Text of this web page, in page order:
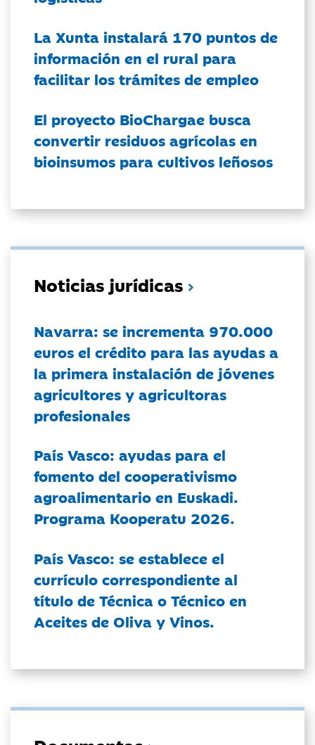
La Xunta instalará 170 puntos de
información en el rural para
facilitar los trámites de empleo
El proyecto BioChargae busca
convertir residuos agrícolas en
bioinsumos para cultivos leñosos
Noticias jurídicas
Navarra: se incrementa 970.000
euros el crédito para las ayudas a
la primera instalación de jóvenes
agricultores y agricultoras
profesionales
País Vasco: ayudas para el
fomento del cooperativismo
agroalimentario en Euskadi.
Programa Kooperatu 2026.
País Vasco: se establece el
currículo correspondiente al
título de Técnica o Técnico en
Aceites de Oliva y Vinos.